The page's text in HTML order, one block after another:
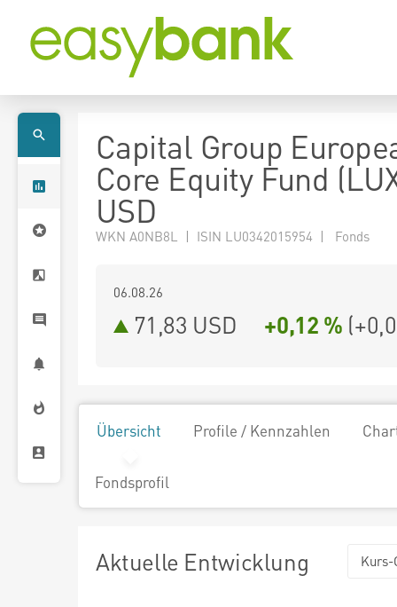
Capital Group
Core Equity Fund
USD
WKN A0NB8L | ISIN LU0342015954 | Fonds
06.08.26
71,83 USD +0,12 % (
Übersicht Profile / Kennzahlen
Fondsprofil
Aktuelle Entwicklung Kurs-